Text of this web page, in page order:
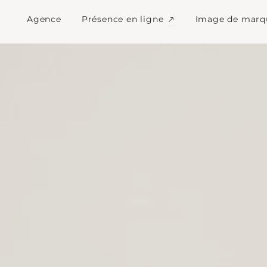
Agence Présence en ligne Ouvrir Présence en
Image de